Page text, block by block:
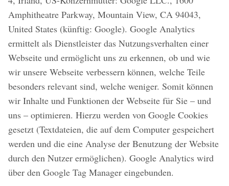
Amphitheatre Parkway, Mountain View, CA 94043,
United States (künftig: Google). Google Analytics
ermittelt als Dienstleister das Nutzungsverhalten einer
Webseite und ermöglicht uns zu erkennen, ob und wie
wir unsere Webseite verbessern können, welche Teile
besonders relevant sind, welche weniger. Somit können
wir Inhalte und Funktionen der Webseite für Sie – und
uns – optimieren. Hierzu werden von Google Cookies
gesetzt (Textdateien, die auf dem Computer gespeichert
werden und die eine Analyse der Benutzung der Website
durch den Nutzer ermöglichen). Google Analytics wird
über den Google Tag Manager eingebunden.